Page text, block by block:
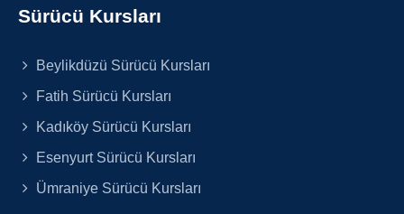
Sürücü Kursları
Beylikdüzü Sürücü Kursları
Fatih Sürücü Kursları
Kadıköy Sürücü Kursları
Esenyurt Sürücü Kursları
Ümraniye Sürücü Kursları